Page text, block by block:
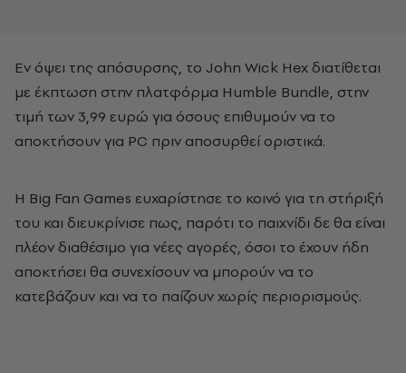
Εν όψει της απόσυρσης, το John Wick Hex διατίθεται
με έκπτωση στην πλατφόρμα Humble Bundle, στην
τιμή των 3,99 ευρώ για όσους επιθυμούν να το
αποκτήσουν για PC πριν αποσυρθεί οριστικά.
Η Big Fan Games ευχαρίστησε το κοινό για τη στήριξή
του και διευκρίνισε πως, παρότι το παιχνίδι δε θα είναι
πλέον διαθέσιμο για νέες αγορές, όσοι το έχουν ήδη
αποκτήσει θα συνεχίσουν να μπορούν να το
κατεβάζουν και να το παίζουν χωρίς περιορισμούς.